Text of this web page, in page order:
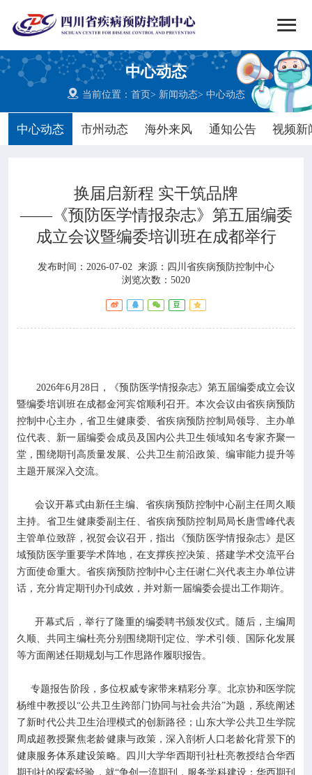

中心动态
 当前位置：首页> 新闻动态>中心动态
中心动态 市州动态 海外来风 通知公告 视频新

网站首页
中心概况 

工作重点 
科普园地 
学术期刊
政务公开 
换届启新程 实干筑品牌
——《预防医学情报杂志》第五届编委
成立会议暨编委培训班在成都举行
发布时间：2026-07-02 来源： 四川省疾病预防控制中心
浏览次数：5020
2026年6月28日，《预防医学情报杂志》第五届编委成立会议
暨编委培训班在成都金河宾馆顺利召开。本次会议由省疾病预防
控制中心主办，省卫生健康委、省疾病预防控制局领导、主办单
位代表、新一届编委会成员及国内公共卫生领域知名专家齐聚一
堂，围绕期刊高质量发展、公共卫生前沿政策、编审能力提升等
主题开展深入交流。
会议开幕式由新任主编、省疾病预防控制中心副主任周久顺
主持。省卫生健康委副主任、省疾病预防控制局局长唐雪峰代表
主管单位致辞，祝贺会议召开，指出《预防医学情报杂志》是区
域预防医学重要学术阵地，在支撑疾控决策、搭建学术交流平台
方面使命重大。省疾病预防控制中心主任谢仁兴代表主办单位讲
话，充分肯定期刊办刊成效，并对新一届编委会提出工作期许。
开幕式后，举行了隆重的编委聘书颁发仪式。随后，主编周
久顺、共同主编杜亮分别围绕期刊定位、学术引领、国际化发展
等方面阐述任期规划与工作思路作履职报告。
专题报告阶段，多位权威专家带来精彩分享。北京协和医学院
杨维中教授以“公共卫生跨部门协同与社会共治”为题，系统阐述
了新时代公共卫生治理模式的创新路径；山东大学公共卫生学院
周成超教授聚焦老龄健康与政策，深入剖析人口老龄化背景下的
健康服务体系建设策略。四川大学华西期刊社杜亮教授结合华西
期刊社的探索经验，就“争创一流期刊，服务学科建设：华西期刊